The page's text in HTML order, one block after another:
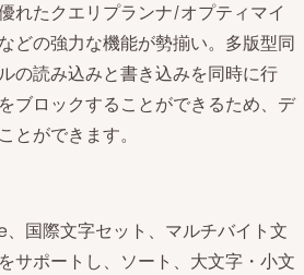
れたクエリプランナ/オプティマイ
どの強力な機能が勢揃い。多版型同
の読み込みと書き込みを同時に行
ブロックすることができるため、デ
とができます。
国際文字セット、マルチバイト文
サポートし、ソート、大文字・小文